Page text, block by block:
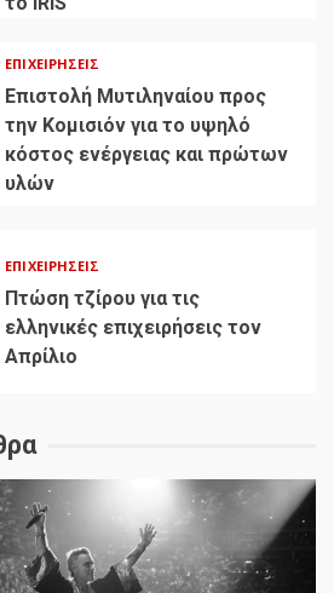
ΕΠΙΧΕΙΡΉΣΕΙΣ
Επιστολή Μυτιληναίου προς
την Κομισιόν για το υψηλό
κόστος ενέργειας και πρώτων
υλών
ΕΠΙΧΕΙΡΉΣΕΙΣ
Πτώση τζίρου για τις
ελληνικές επιχειρήσεις τον
Απρίλιο